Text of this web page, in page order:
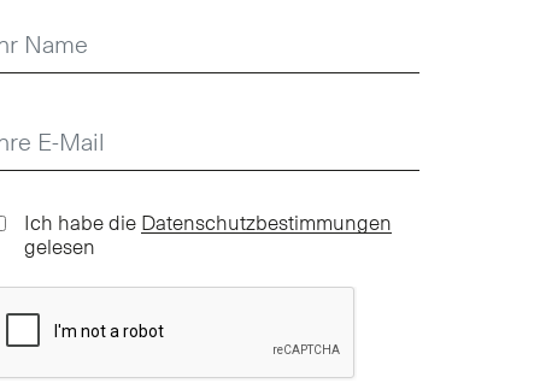
Ich habe dieDatenschutzbestimmungen
gelesen